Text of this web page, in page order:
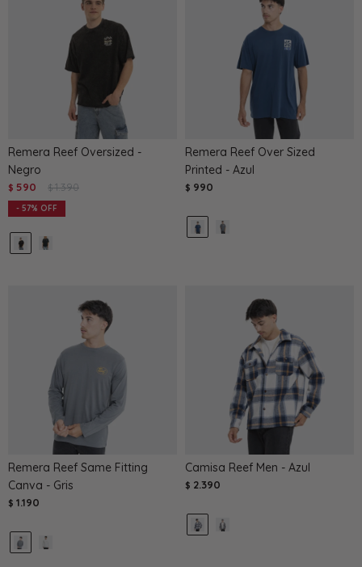
Remera Reef Oversized -
Negro
$ 590 $ 1.390
57
Remera Reef Over Sized
Printed - Azul
$ 990
Remera Reef Same Fitting
Canva - Gris
$ 1.190
Camisa Reef Men - Azul
$ 2.390